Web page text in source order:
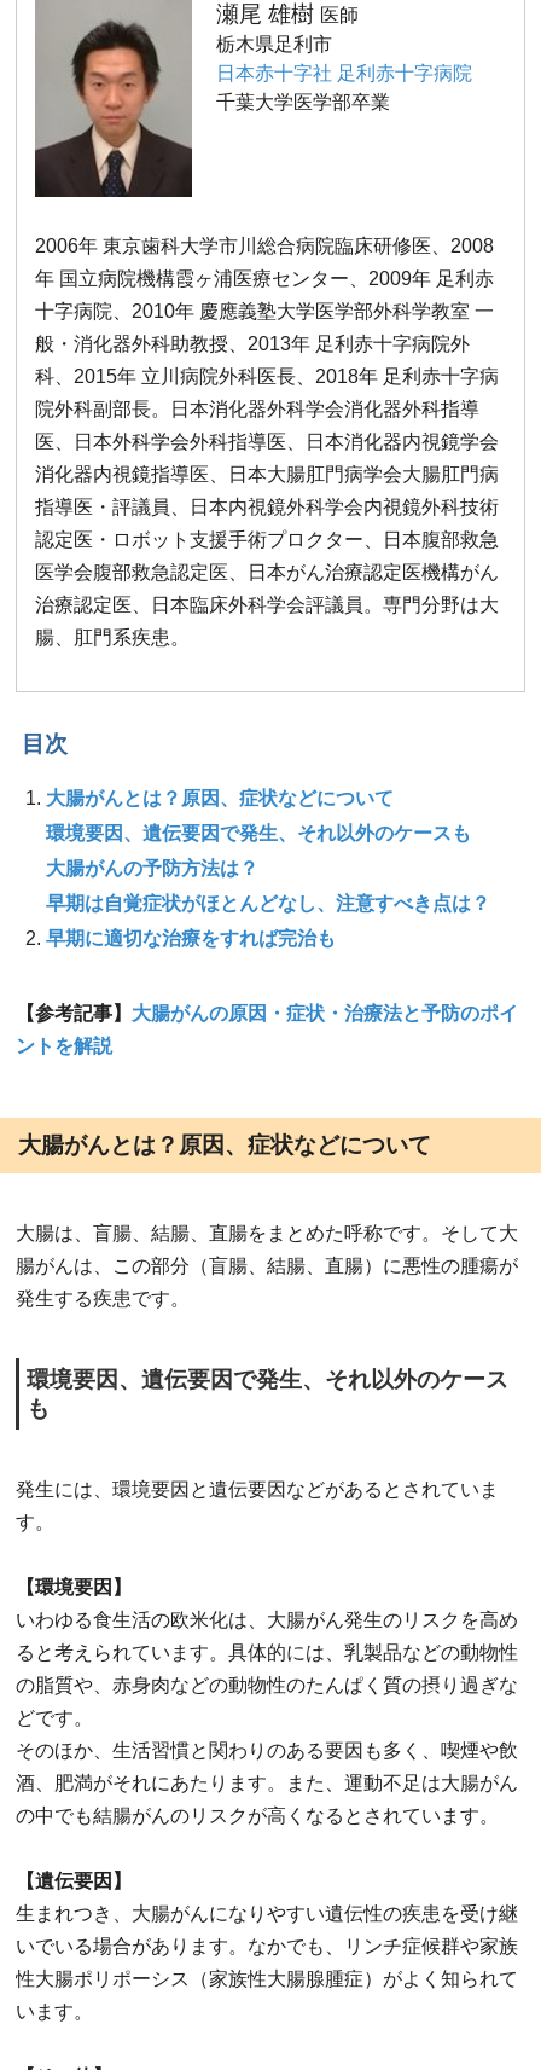
瀬尾 雄樹 医師
栃木県足利市
日本赤十字社 足利赤十字病院
千葉大学医学部卒業
2006年 東京歯科大学市川総合病院臨床研修医、2008
年 国立病院機構霞ヶ浦医療センター、2009年 足利赤
十字病院、2010年 慶應義塾大学医学部外科学教室 一
般・消化器外科助教授、2013年 足利赤十字病院外
科、2015年 立川病院外科医長、2018年 足利赤十字病
院外科副部長。日本消化器外科学会消化器外科指導
医、日本外科学会外科指導医、日本消化器内視鏡学会
消化器内視鏡指導医、日本大腸肛門病学会大腸肛門病
指導医・評議員、日本内視鏡外科学会内視鏡外科技術
認定医・ロボット支援手術プロクター、日本腹部救急
医学会腹部救急認定医、日本がん治療認定医機構がん
治療認定医、日本臨床外科学会評議員。専門分野は大
腸、肛門系疾患。
目次
大腸がんとは？原因、症状などについて
環境要因、遺伝要因で発生、それ以外のケースも
大腸がんの予防方法は？
早期は自覚症状がほとんどなし、注意すべき点は？
早期に適切な治療をすれば完治も
【参考記事】 大腸がんの原因・症状・治療法と予防のポイ
ントを解説
大腸がんとは？原因、症状などについて
大腸は、盲腸、結腸、直腸をまとめた呼称です。そして大
腸がんは、この部分（盲腸、結腸、直腸）に悪性の腫瘍が
発生する疾患です。
環境要因、遺伝要因で発生、それ以外のケース
も
発生には、環境要因と遺伝要因などがあるとされていま
す。
【環境要因】
いわゆる食生活の欧米化は、大腸がん発生のリスクを高め
ると考えられています。具体的には、乳製品などの動物性
の脂質や、赤身肉などの動物性のたんぱく質の摂り過ぎな
どです。
そのほか、生活習慣と関わりのある要因も多く、喫煙や飲
酒、肥満がそれにあたります。また、運動不足は大腸がん
の中でも結腸がんのリスクが高くなるとされています。
【遺伝要因】
生まれつき、大腸がんになりやすい遺伝性の疾患を受け継
いでいる場合があります。なかでも、リンチ症候群や家族
性大腸ポリポーシス（家族性大腸腺腫症）がよく知られて
います。